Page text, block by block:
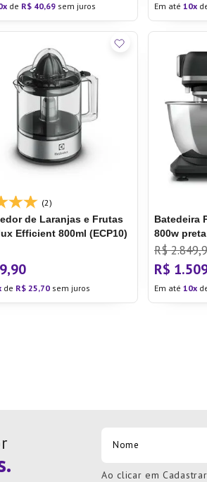
de R$ 40,69 sem juros Em até 10
(2)
de Laranjas e Frutas
Efficient 800ml (ECP10)
,90
de R$ 25,70 sem juros
Batedeira
800w
TruFlow
R$ 2.849,
R$ 1.
Em até 10
Ao clicar em